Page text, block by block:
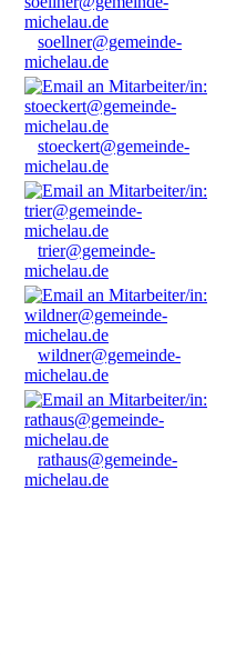
soellner@gemeinde-
michelau.de
stoeckert@gemeinde-
michelau.de
trier@gemeinde-
michelau.de
wildner@gemeinde-
michelau.de
rathaus@gemeinde-
michelau.de